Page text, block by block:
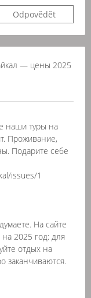
Odpovědět
— цены 2025
наши туры на
Проживание,
Подарите себе
issues/1
На сайте
2025 год: для
отдых на
заканчиваются.